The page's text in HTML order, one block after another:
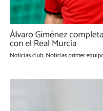
Álvaro Giménez
con el Real Murcia
Noticias club,Noticias primer